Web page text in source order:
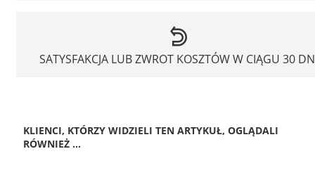
SATYSFAKCJA LUB ZWROT KOSZTÓW W CIĄGU 30
KLIENCI, KTÓRZY WIDZIELI TEN ARTYKUŁ, OGLĄDALI
RÓWNIEŻ ...